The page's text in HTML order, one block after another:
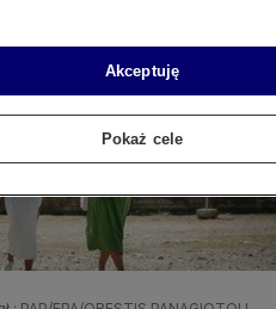
Akceptuję
Pokaż cele